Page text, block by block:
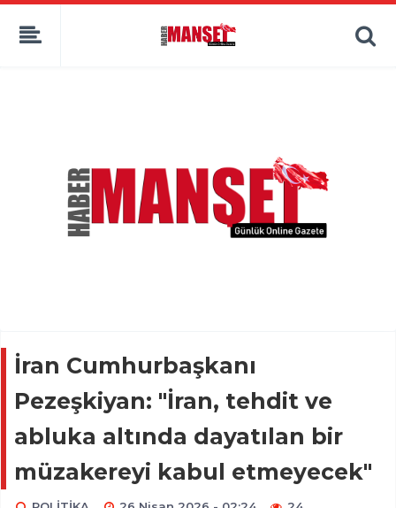
İran Cumhurbaşkanı
Pezeşkiyan: "İran, tehdit ve
abluka altında dayatılan bir
müzakereyi kabul etmeyecek"